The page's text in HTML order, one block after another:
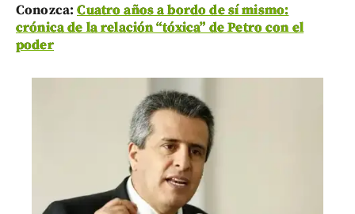
Conozca:Cuatro años a bordo de sí mismo:
crónica de la relación “tóxica” de Petro con el
poder